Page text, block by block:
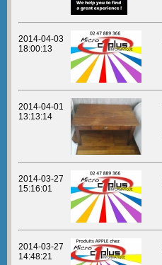
2014-04-03
18:00:13
2014-04-01
13:13:14
2014-03-27
15:16:01
2014-03-27
14:48:21